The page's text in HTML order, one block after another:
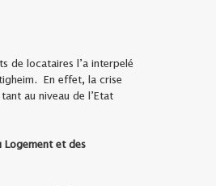
de locataires l’a interpelé
En effet, la crise
au niveau de l’Etat
Logement et des